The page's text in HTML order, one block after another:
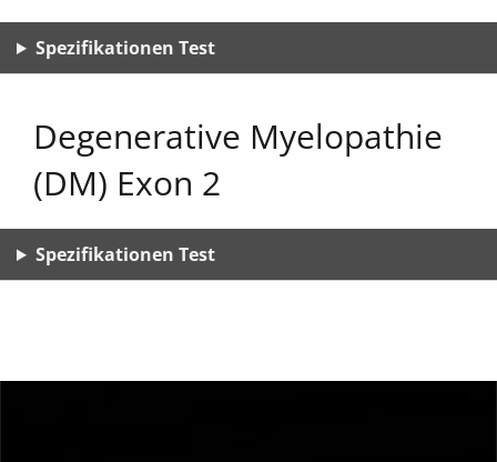
Spezifikationen Test
Degenerative Myelopathie
(DM) Exon 2
Spezifikationen Test